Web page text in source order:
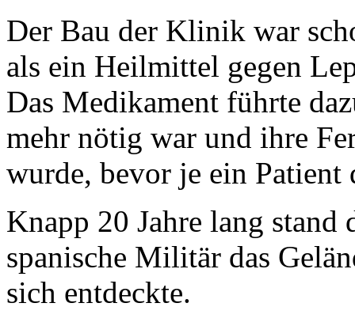
Der Bau der Klinik war
als ein Heilmittel gegen
Das Medikament führte
mehr nötig war und ihre
wurde, bevor je ein
Knapp 20 Jahre lang stand
spanische Militär das
sich entdeckte.